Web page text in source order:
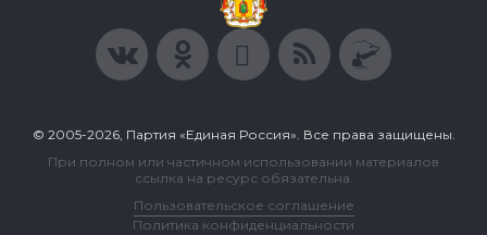
© 2005-2026, Партия «Единая Россия». Все права защищены.
При полном или частичном использовании материалов
ссылка на ресурс обязательна.
Пользовательское соглашение
Политика конфиденциальности